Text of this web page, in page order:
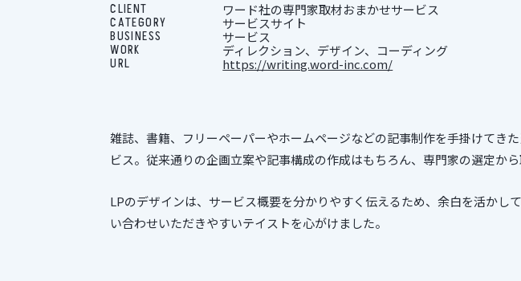
CLIENT
ワード社の専門家取材おまかせサービス
CATEGORY
サービスサイト
BUSINESS
サービス
WORK
ディレクション、デザイン、コーディング
URL
https://writing.word-inc.com/
雑誌、書籍、フリーペーパーやホームページなどの記事制作を手掛けてき
ビス。従来通りの企画立案や記事構成の作成はもちろん、専門家の選定か
LPのデザインは、サービス概要を分かりやすく伝えるため、余白を活か
い合わせいただきやすいテイストを心がけました。